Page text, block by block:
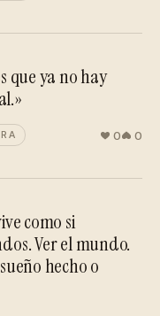
que ya no hay
0 0
como si
Ver el mundo.
hecho o